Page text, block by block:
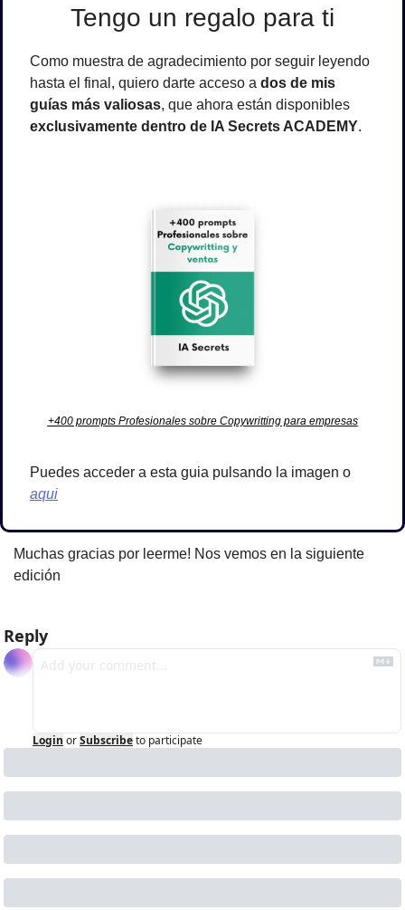
Tengo un regalo para ti
Como muestra de agradecimiento por seguir leyendo
hasta el final, quiero darte acceso a dos de mis
guías más valiosas
exclusivamente dentro de IA Secrets ACADEMY.
+400 prompts Profesionales sobre Copywritting para empresas
aqui
Muchas gracias por leerme! Nos vemos en la siguiente
edición
Reply
Login orSubscribeto participate